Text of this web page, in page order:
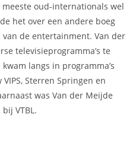
oud-internationals wel
het over een andere boeg
de entertainment. Van der
televisieprogramma’s te
langs in programma’s
Sterren Springen en
was Van der Meijde
VTBL.